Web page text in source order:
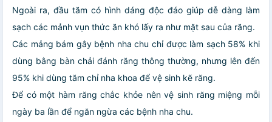
Ngoài ra, đầu tăm có hình dáng độc đáo giúp dễ dàng làm
sạch các mảnh vụn thức ăn khó lấy ra như mặt sau của răng.
Các mảng bám gây bệnh nha chu chỉ được làm sạch 58% khi
dùng bằng bàn chải đánh răng thông thường, nhưng lên đến
95% khi dùng tăm chỉ nha khoa để vệ sinh kẽ răng.
Để có một hàm răng chắc khỏe nên vệ sinh răng miệng mỗi
ngày ba lần để ngăn ngừa các bệnh nha chu.